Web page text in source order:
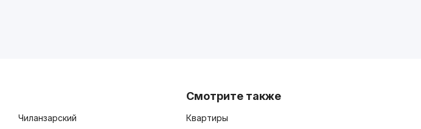
Чиланзарский
Смотрите также
Квартиры